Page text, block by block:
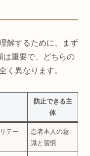
解するために、まず
は重要で、どちらの
く異なります。
防止できる主
体
テー
患者本人の意
識と習慣